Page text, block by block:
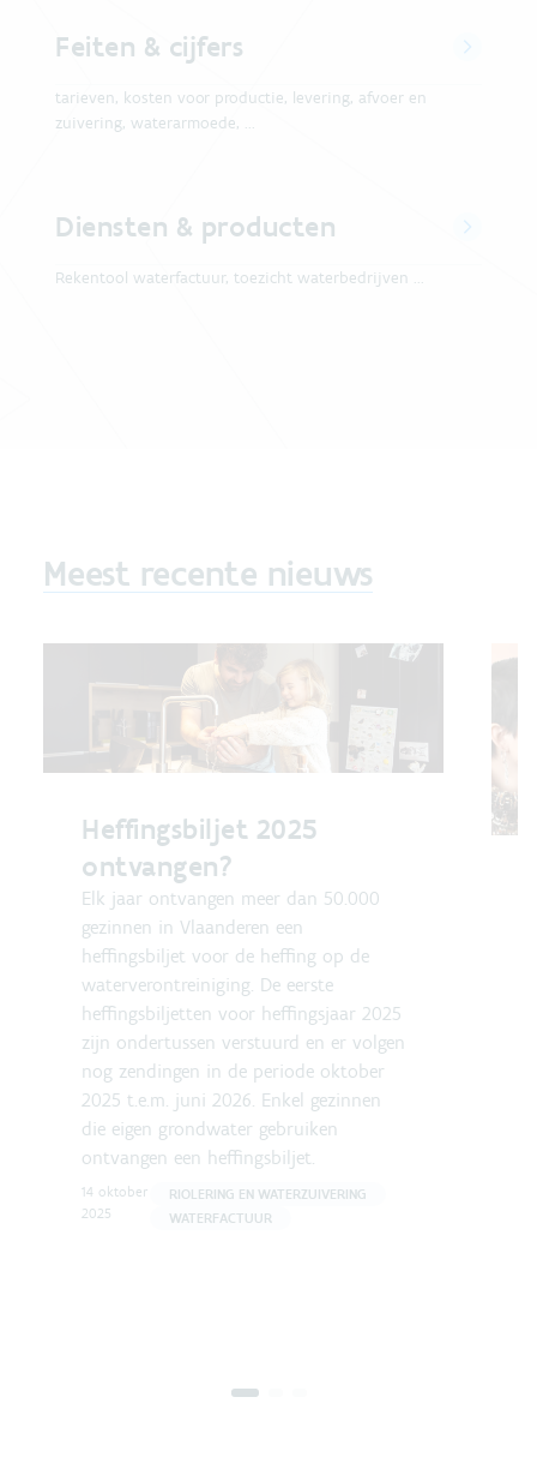
Feiten & cijfers
tarieven, kosten voor productie, levering, afvoer en
zuivering, waterarmoede, ...
Diensten & producten
Rekentool waterfactuur, toezicht waterbedrijven ...
Meest recente nieuws
Heffingsbiljet 2025
ontvangen?
Elk jaar ontvangen meer dan 50.000
gezinnen in Vlaanderen een
heffingsbiljet voor de heffing op de
waterverontreiniging. De eerste
heffingsbiljetten voor heffingsjaar 2025
zijn ondertussen verstuurd en er volgen
nog zendingen in de periode oktober
2025 t.e.m. juni 2026. Enkel gezinnen
die eigen grondwater gebruiken
ontvangen een heffingsbiljet.
14 oktober
2025
RIOLERING EN WATERZUIVERING
WATERFACTUUR